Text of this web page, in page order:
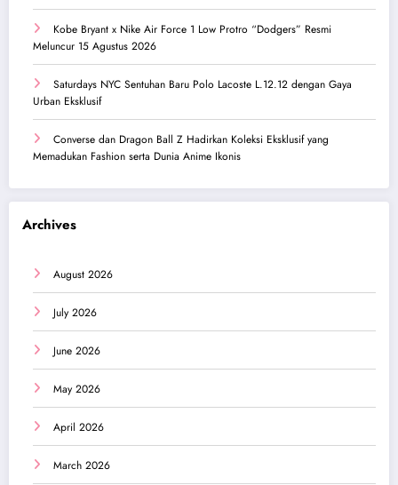
Kobe Bryant x Nike Air Force 1 Low Protro “Dodgers” Resmi
Meluncur 15 Agustus 2026
Saturdays NYC Sentuhan Baru Polo Lacoste L.12.12 dengan Gaya
Urban Eksklusif
Converse dan Dragon Ball Z Hadirkan Koleksi Eksklusif yang
Memadukan Fashion serta Dunia Anime Ikonis
Archives
August 2026
July 2026
June 2026
May 2026
April 2026
March 2026